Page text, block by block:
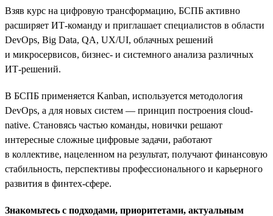
Взяв курс на цифровую трансформацию, БСПБ активно
расширяет ИТ-команду и приглашает специалистов в области
DevOps, Big Data, QA, UX/UI, облачных решений
и микросервисов, бизнес- и системного анализа различных
ИТ-решений.
В БСПБ применяется Kanban, используется методология
DevOps, а для новых систем — принцип построения cloud-
native. Становясь частью команды, новички решают
интересные сложные цифровые задачи, работают
в коллективе, нацеленном на результат, получают финансовую
стабильность, перспективы профессионального и карьерного
развития в финтех-сфере.
Знакомьтесь с подходами, приоритетами, актуальным